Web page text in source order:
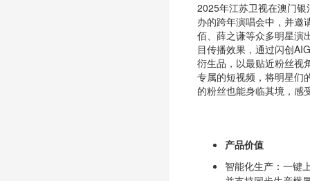
2025年江苏卫视在澳门银
办的跨年演唱会中，并邀
佰、薛之谦等众多明星演
目传播效果，通过闪创
衍生品，以最贴近粉丝视
专属的短视频，将明星们
的粉丝也能身临其境，感
产品价值
智能化生产：一键